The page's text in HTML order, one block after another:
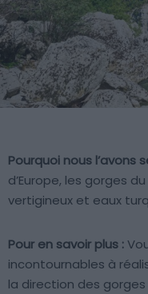
Pourquoi nous l’avons
d’Europe, les gorges
vertigineux et eaux
Pour en savoir plus :
incontournables à
la direction des